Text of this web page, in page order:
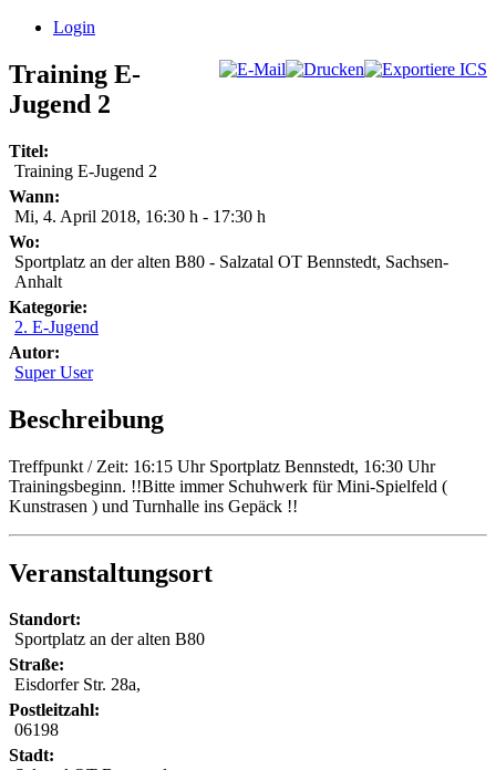
Login
Training E-
Jugend 2
Titel:
Training E-Jugend 2
Wann:
Mi, 4. April 2018, 16:30 h - 17:30 h
Wo:
Sportplatz an der alten B80 - Salzatal OT Bennstedt, Sachsen-
Anhalt
Kategorie:
2. E-Jugend
Autor:
Super User
Beschreibung
Treffpunkt / Zeit: 16:15 Uhr Sportplatz Bennstedt, 16:30 Uhr
Trainingsbeginn. !!Bitte immer Schuhwerk für Mini-Spielfeld (
Kunstrasen ) und Turnhalle ins Gepäck !!
Veranstaltungsort
Standort:
Sportplatz an der alten B80
Straße:
Eisdorfer Str. 28a,
Postleitzahl:
06198
Stadt: